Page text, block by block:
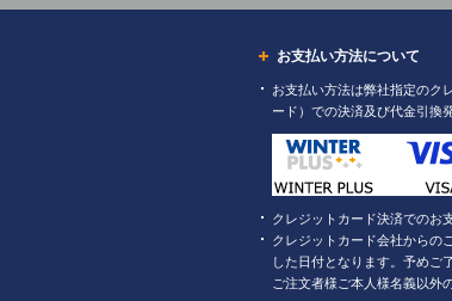
お支払い方法について
お支払い方法は弊社指定のク
ード）での決済及び代金引換
クレジットカード決済でのお
クレジットカード会社からの
した日付となります。予めご
ご注文者様ご本人様名義以外